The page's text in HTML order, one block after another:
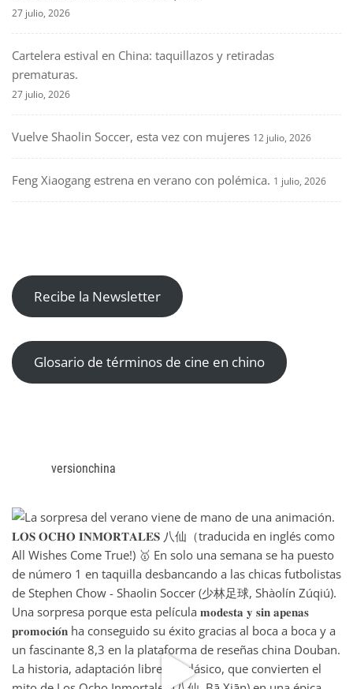
27 julio, 2026
Cartelera estival en China: taquillazos y retiradas
prematuras.
27 julio, 2026
Vuelve Shaolin Soccer, esta vez con mujeres 12 julio, 2026
Feng Xiaogang estrena en verano con polémica. 1 julio, 2026
Recibe la Newsletter
Glosario de términos de cine en chino
versionchina